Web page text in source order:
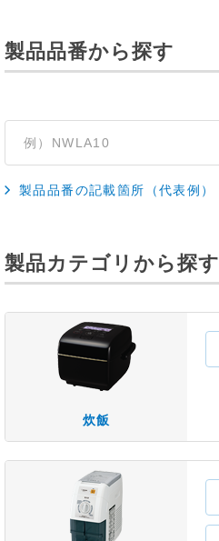
製品品番から探す
製品品番の記載箇所（代表例）
製品カテゴリから探す
炊飯